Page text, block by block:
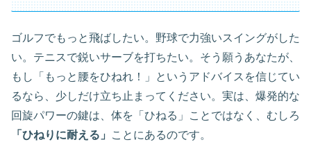
ゴルフでもっと飛ばしたい。野球で力強いスイングがした
い。テニスで鋭いサーブを打ちたい。そう願うあなたが、
もし「もっと腰をひねれ！」というアドバイスを信じてい
るなら、少しだけ立ち止まってください。実は、爆発的な
回旋パワーの鍵は、体を「ひねる」ことではなく、むしろ
「ひねりに耐える」
ことにあるのです。